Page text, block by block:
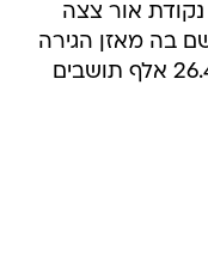
אור צצה
בה מאזן הגירה
חיובי. לפי הלמ"ס, הצטרפו לעיר 26.4 אלף תושבים